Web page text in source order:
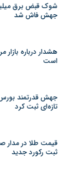
شوک قبض برق
جهش فاش شد
هشدار درباره
است
جهش قدرتمند
تازه‌ای ثبت کرد
قیمت طلا در مدار
ثبت رکورد جدید